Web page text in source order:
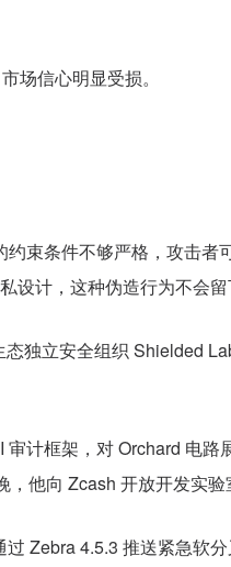
场信心明显受损。
束条件不够严格，攻击者
计，这种伪造行为不会留
态独立安全组织 Shielded
计框架，对 Orchard 电
他向 Zcash 开放开发实验
Zebra 4.5.3 推送紧急软